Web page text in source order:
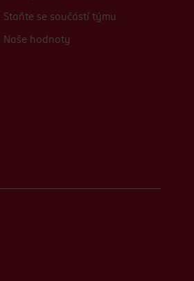
Staňte se součástí týmu
Naše hodnoty